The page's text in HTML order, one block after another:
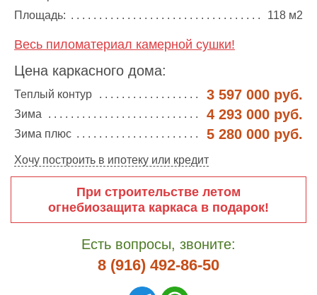
Площадь:
118 м2
Весь пиломатериал камерной сушки!
Цена каркасного дома:
Теплый контур 3 597 000 руб.
Зима 4 293 000 руб.
Зима плюс 5 280 000 руб.
Хочу построить в ипотеку или кредит
При строительстве летом
огнебиозащита каркаса в подарок!
Есть вопросы, звоните:
8 (916) 492-86-50